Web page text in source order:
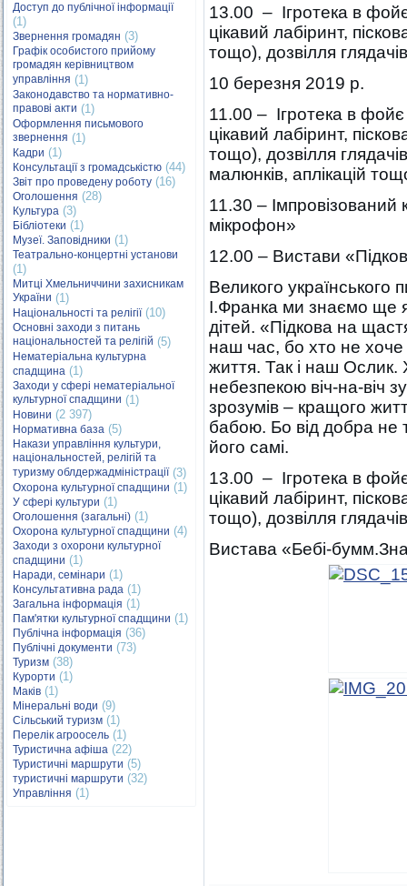
Доступ до публічної інформації
(1)
Звернення громадян (3)
Графік особистого прийому
громадян керівництвом
управління (1)
Законодавство та нормативно-
правові акти (1)
Оформлення письмового
звернення (1)
Кадри (1)
Консультації з громадськістю (44)
Звіт про проведену роботу (16)
Оголошення (28)
Культура (3)
Бібліотеки (1)
Музеї. Заповідники (1)
Театрально-концертні установи
(1)
Митці Хмельниччини захисникам
України (1)
Національності та релігії(10)
Основні заходи з питань
національностей та релігій (5)
Нематеріальна культурна
спадщина (1)
Заходи у сфері нематеріальної
культурної спадщини (1)
Новини (2 397)
Нормативна база (5)
Накази управління культури,
національностей, релігій та
туризму облдержадміністрації(3)
Охорона культурної спадщини (1)
У сфері культури (1)
Оголошення (загальні) (1)
Охорона культурної спадщини (4)
Заходи з охорони культурної
спадщини (1)
Наради, семінари (1)
Консультативна рада (1)
Загальна інформація (1)
Пам'ятки культурної спадщини (1)
Публічна інформація (36)
Публічні документи (73)
Туризм (38)
Курорти (1)
Маків (1)
Мінеральні води (9)
Сільський туризм (1)
Перелік агроосель (1)
Туристична афіша (22)
Туристичні маршрути (5)
туристичні маршрути (32)
Управління (1)
13.00 – Ігротека в
цікавий лабіринт,
тощо), дозвілля
10 березня 2019 р.
11.00 – Ігротека в
цікавий лабіринт,
тощо), дозвілля
малюнків, аплікацій
11.30 – Імпровізований
мікрофон»
12.00 – Вистави
Великого українського
І.Франка ми знаємо ще
дітей. «Підкова на
наш час, бо хто не
життя. Так і наш Ослик.
небезпекою віч-на-віч
зрозумів – кращого
бабою. Бо від добра не
його самі.
13.00 – Ігротека в
цікавий лабіринт,
тощо), дозвілля
Вистава «Бебі-